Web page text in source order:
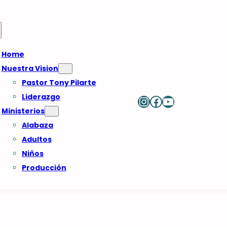
Home
Nuestra Vision
Pastor Tony Pilarte
Liderazgo
Ministerios
Alabaza
Adultos
Niños
Producción
InstagramFacebook YouTube